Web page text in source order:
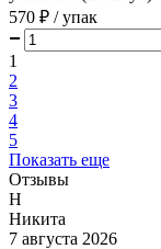
570 ₽ / упак
1
2
3
4
5
Показать еще
Отзывы
Н
Никита
7 августа 2026